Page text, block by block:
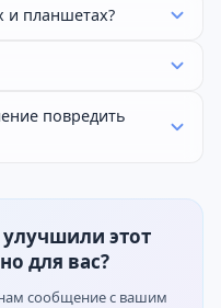
и планшетах?
повредить
этот
для вас?
сообщение с вашим